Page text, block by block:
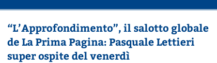
“L’Approfondimento”, il salotto globale
de La Prima Pagina: Pasquale Lettieri
super ospite del venerdì